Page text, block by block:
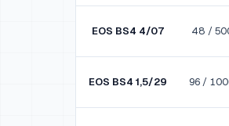
EOS BS4 4/07 48 /
EOS BS4 1,5/29 96 /